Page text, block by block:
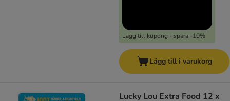
Lägg till kupong - spara -10%
Lägg till i varukorg
Lucky Lou Extra Food 12 x